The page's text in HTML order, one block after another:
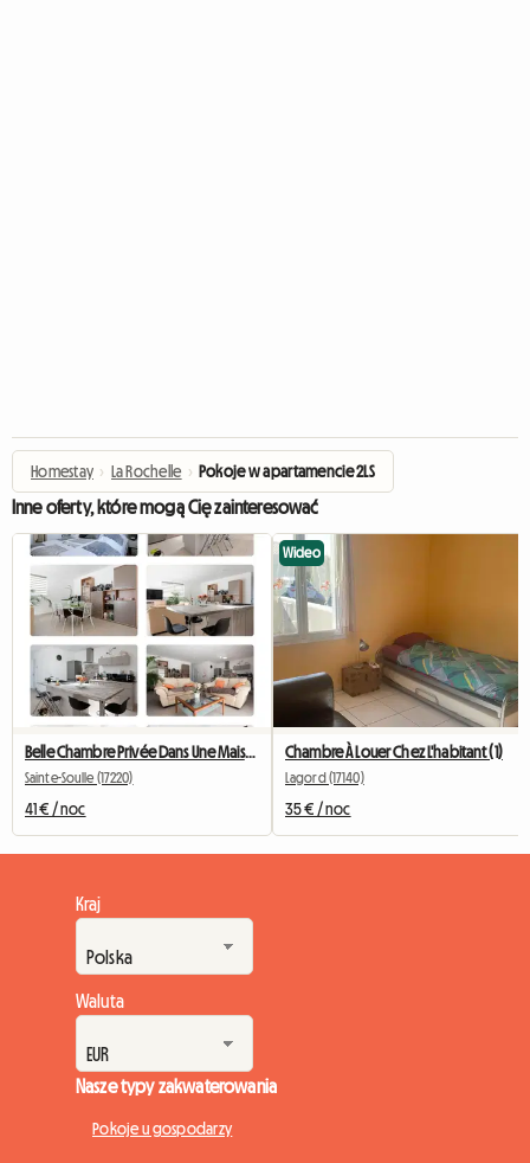
Homestay › La Rochelle › Pokoje w apartamencie 2LS
Inne oferty, które mogą Cię zainteresować
Belle Chambre Privée Dans Une Maison Neuve
Sainte-Soulle (17220)
41 € / noc
Wideo
Chambre À Louer Chez L'habitant (1)
Lagord (17140)
35 € / noc
Kraj
Waluta
Nasze typy zakwaterowania
Pokoje u gospodarzy